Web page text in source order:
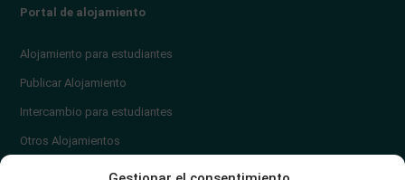
Portal de alojamiento
Alojamiento para estudiantes
Publicar Alojamiento
Intercambio para estudiantes
Otros Alojamientos